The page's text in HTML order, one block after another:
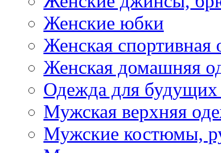
Женские юбки
Женская спортивная
Женская домашняя
Одежда для
Мужская верхняя
Мужские костюмы,